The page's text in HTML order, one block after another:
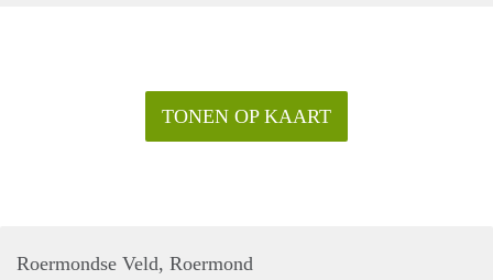
TONEN OP KAART
Roermondse Veld, Roermond